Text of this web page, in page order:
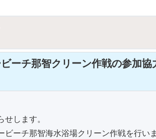
ビーチ那智クリーン作戦の参加協
します。
ーチ那智海水浴場クリーン作戦を行いま